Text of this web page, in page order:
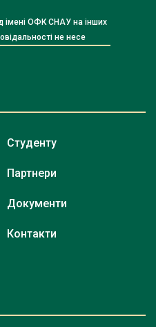
імені ОФК СНАУ на інших
не несе
Студенту
Партнери
Документи
Контакти